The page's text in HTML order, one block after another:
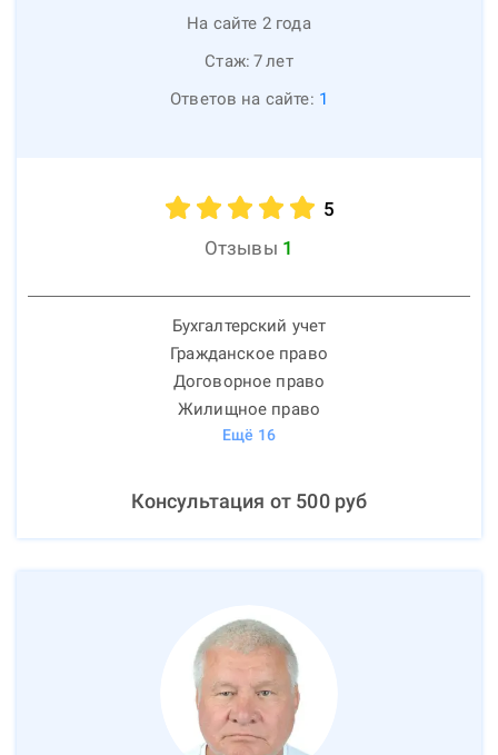
На сайте 2 года
Стаж: 7лет
Ответов на сайте: 1
5
Отзывы 1
Бухгалтерский учет
Гражданское право
Договорное право
Жилищное право
Ещё 16
Консультация от 500руб